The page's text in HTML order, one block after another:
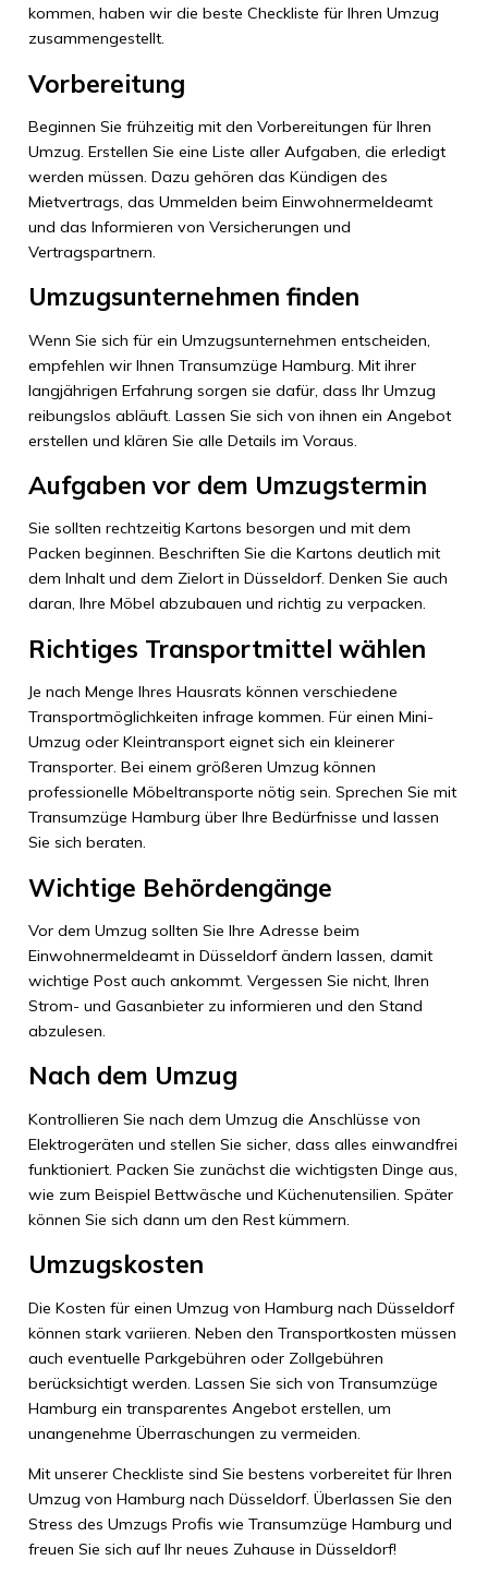
kommen, haben wir die beste Checkliste für Ihren Umzug
zusammengestellt.
Vorbereitung
Beginnen Sie frühzeitig mit den Vorbereitungen für Ihren
Umzug. Erstellen Sie eine Liste aller Aufgaben, die erledigt
werden müssen. Dazu gehören das Kündigen des
Mietvertrags, das Ummelden beim Einwohnermeldeamt
und das Informieren von Versicherungen und
Vertragspartnern.
Umzugsunternehmen finden
Wenn Sie sich für ein Umzugsunternehmen entscheiden,
empfehlen wir Ihnen Transumzüge Hamburg. Mit ihrer
langjährigen Erfahrung sorgen sie dafür, dass Ihr Umzug
reibungslos abläuft. Lassen Sie sich von ihnen ein Angebot
erstellen und klären Sie alle Details im Voraus.
Aufgaben vor dem Umzugstermin
Sie sollten rechtzeitig Kartons besorgen und mit dem
Packen beginnen. Beschriften Sie die Kartons deutlich mit
dem Inhalt und dem Zielort in Düsseldorf. Denken Sie auch
daran, Ihre Möbel abzubauen und richtig zu verpacken.
Richtiges Transportmittel wählen
Je nach Menge Ihres Hausrats können verschiedene
Transportmöglichkeiten infrage kommen. Für einen Mini-
Umzug oder Kleintransport eignet sich ein kleinerer
Transporter. Bei einem größeren Umzug können
professionelle Möbeltransporte nötig sein. Sprechen Sie mit
Transumzüge Hamburg über Ihre Bedürfnisse und lassen
Sie sich beraten.
Wichtige Behördengänge
Vor dem Umzug sollten Sie Ihre Adresse beim
Einwohnermeldeamt in Düsseldorf ändern lassen, damit
wichtige Post auch ankommt. Vergessen Sie nicht, Ihren
Strom- und Gasanbieter zu informieren und den Stand
abzulesen.
Nach dem Umzug
Kontrollieren Sie nach dem Umzug die Anschlüsse von
Elektrogeräten und stellen Sie sicher, dass alles einwandfrei
funktioniert. Packen Sie zunächst die wichtigsten Dinge aus,
wie zum Beispiel Bettwäsche und Küchenutensilien. Später
können Sie sich dann um den Rest kümmern.
Umzugskosten
Die Kosten für einen Umzug von Hamburg nach Düsseldorf
können stark variieren. Neben den Transportkosten müssen
auch eventuelle Parkgebühren oder Zollgebühren
berücksichtigt werden. Lassen Sie sich von Transumzüge
Hamburg ein transparentes Angebot erstellen, um
unangenehme Überraschungen zu vermeiden.
Mit unserer Checkliste sind Sie bestens vorbereitet für Ihren
Umzug von Hamburg nach Düsseldorf. Überlassen Sie den
Stress des Umzugs Profis wie Transumzüge Hamburg und
freuen Sie sich auf Ihr neues Zuhause in Düsseldorf!